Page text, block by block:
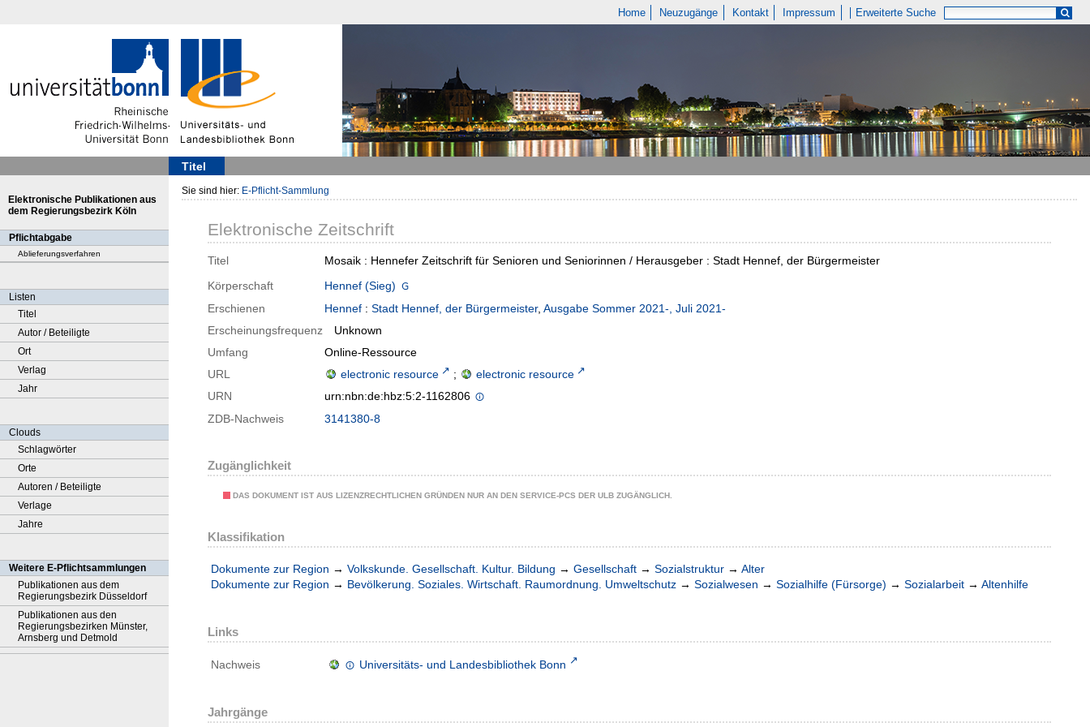
Home Neuzugänge Kontakt Impressum Erweiterte Suche
Titel
Elektronische Publikationen aus
dem Regierungsbezirk Köln
Pflichtabgabe
Ablieferungsverfahren
Listen
Titel
Autor / Beteiligte
Ort
Verlag
Jahr
Clouds
Schlagwörter
Orte
Autoren / Beteiligte
Verlage
Jahre
Weitere E-Pflichtsammlungen
Publikationen aus dem
Regierungsbezirk Düsseldorf
Publikationen aus den
Regierungsbezirken Münster,
Arnsberg und Detmold
Sie sind hier: E-Pflicht-Sammlung
Elektronische Zeitschrift
Titel
Mosaik : Hennefer Zeitschrift für Senioren und Seniorinnen / Herausgeber : Stadt Hennef, der Bürgermeister
Körperschaft
Hennef (Sieg)
Erschienen
Hennef : Stadt Hennef, der Bürgermeister, Ausgabe Sommer 2021-, Juli 2021-
Erscheinungsfrequenz
Unknown
Umfang
Online-Ressource
URL
electronic resource ;
electronic resource
URN
urn:nbn:de:hbz:5:2-1162806
ZDB-Nachweis
3141380-8
Zugänglichkeit
DAS DOKUMENT IST AUS LIZENZRECHTLICHEN GRÜNDEN NUR AN DEN SERVICE-PCS DER ULB ZUGÄNGLICH.
Klassifikation
Dokumente zur Region → Volkskunde. Gesellschaft. Kultur. Bildung → Gesellschaft → Sozialstruktur → Alter
Dokumente zur Region → Bevölkerung. Soziales. Wirtschaft. Raumordnung. Umweltschutz → Sozialwesen → Sozialhilfe (Fürsorge) → Sozialarbeit → Altenhilfe
Links
Nachweis Universitäts- und Landesbibliothek Bonn
Jahrgänge